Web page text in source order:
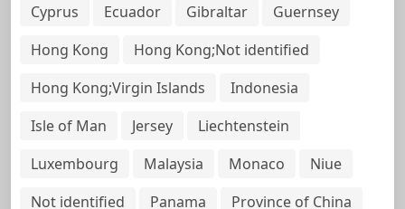
Cyprus
Ecuador Gibraltar
Guernsey
Hong Kong
Hong Kong;Not identified
Hong Kong;Virgin Islands
Indonesia
Isle of Man
Jersey
Liechtenstein
Luxembourg
Malaysia Monaco
Niue
Not identified
Panama
Province of China